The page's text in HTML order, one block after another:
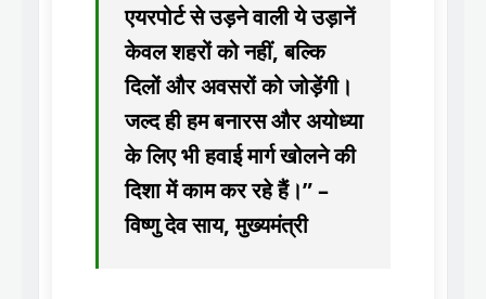
एयरपोर्ट से उड़ने वाली ये उड़ानें
केवल शहरों को नहीं, बल्कि
दिलों और अवसरों को जोड़ेंगी।
जल्द ही हम बनारस और अयोध्या
के लिए भी हवाई मार्ग खोलने की
दिशा में काम कर रहे हैं।” –
विष्णु देव साय, मुख्यमंत्री